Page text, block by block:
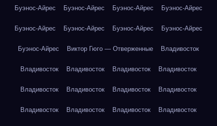
Буэнос-Айрес Буэнос-Айрес Буэнос-Айрес Буэнос-Айрес
Буэнос-Айрес Буэнос-Айрес Буэнос-Айрес Буэнос-Айрес
Буэнос-Айрес Виктор Гюго — Отверженные Владивосток
Владивосток Владивосток Владивосток Владивосток
Владивосток Владивосток Владивосток Владивосток
Владивосток Владивосток Владивосток Владивосток